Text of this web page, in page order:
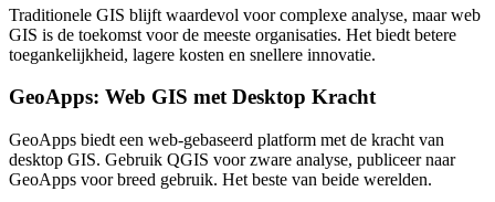
Traditionele GIS blijft waardevol voor complexe analyse, maar web
GIS is de toekomst voor de meeste organisaties. Het biedt betere
toegankelijkheid, lagere kosten en snellere innovatie.
GeoApps: Web GIS met Desktop Kracht
GeoApps biedt een web-gebaseerd platform met de kracht van
desktop GIS. Gebruik QGIS voor zware analyse, publiceer naar
GeoApps voor breed gebruik. Het beste van beide werelden.